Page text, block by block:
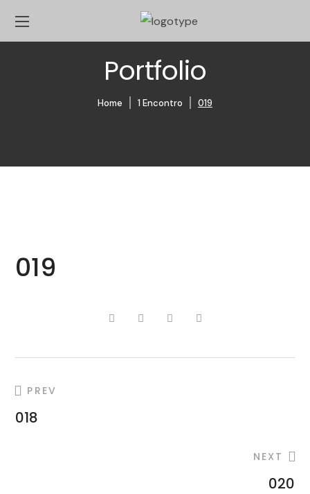
Portfolio
Home 1 Encontro 019
019
PREV
018
NEXT
020